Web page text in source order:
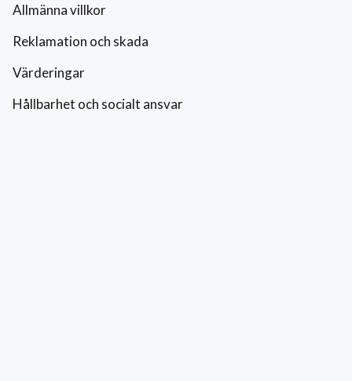
Allmänna villkor
Reklamation och skada
Värderingar
Hållbarhet och socialt ansvar